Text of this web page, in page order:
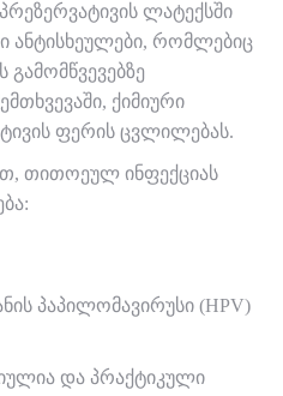
ლატექსში
ანტისხეულები, რომლებიც
ქიმიური
ფერის ცვლილებას.
თითოეულ ინფექციას
პაპილომავირუსი (HPV)
და პრაქტიკული